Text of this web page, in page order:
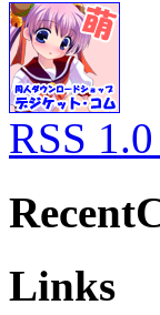
RSS
Links